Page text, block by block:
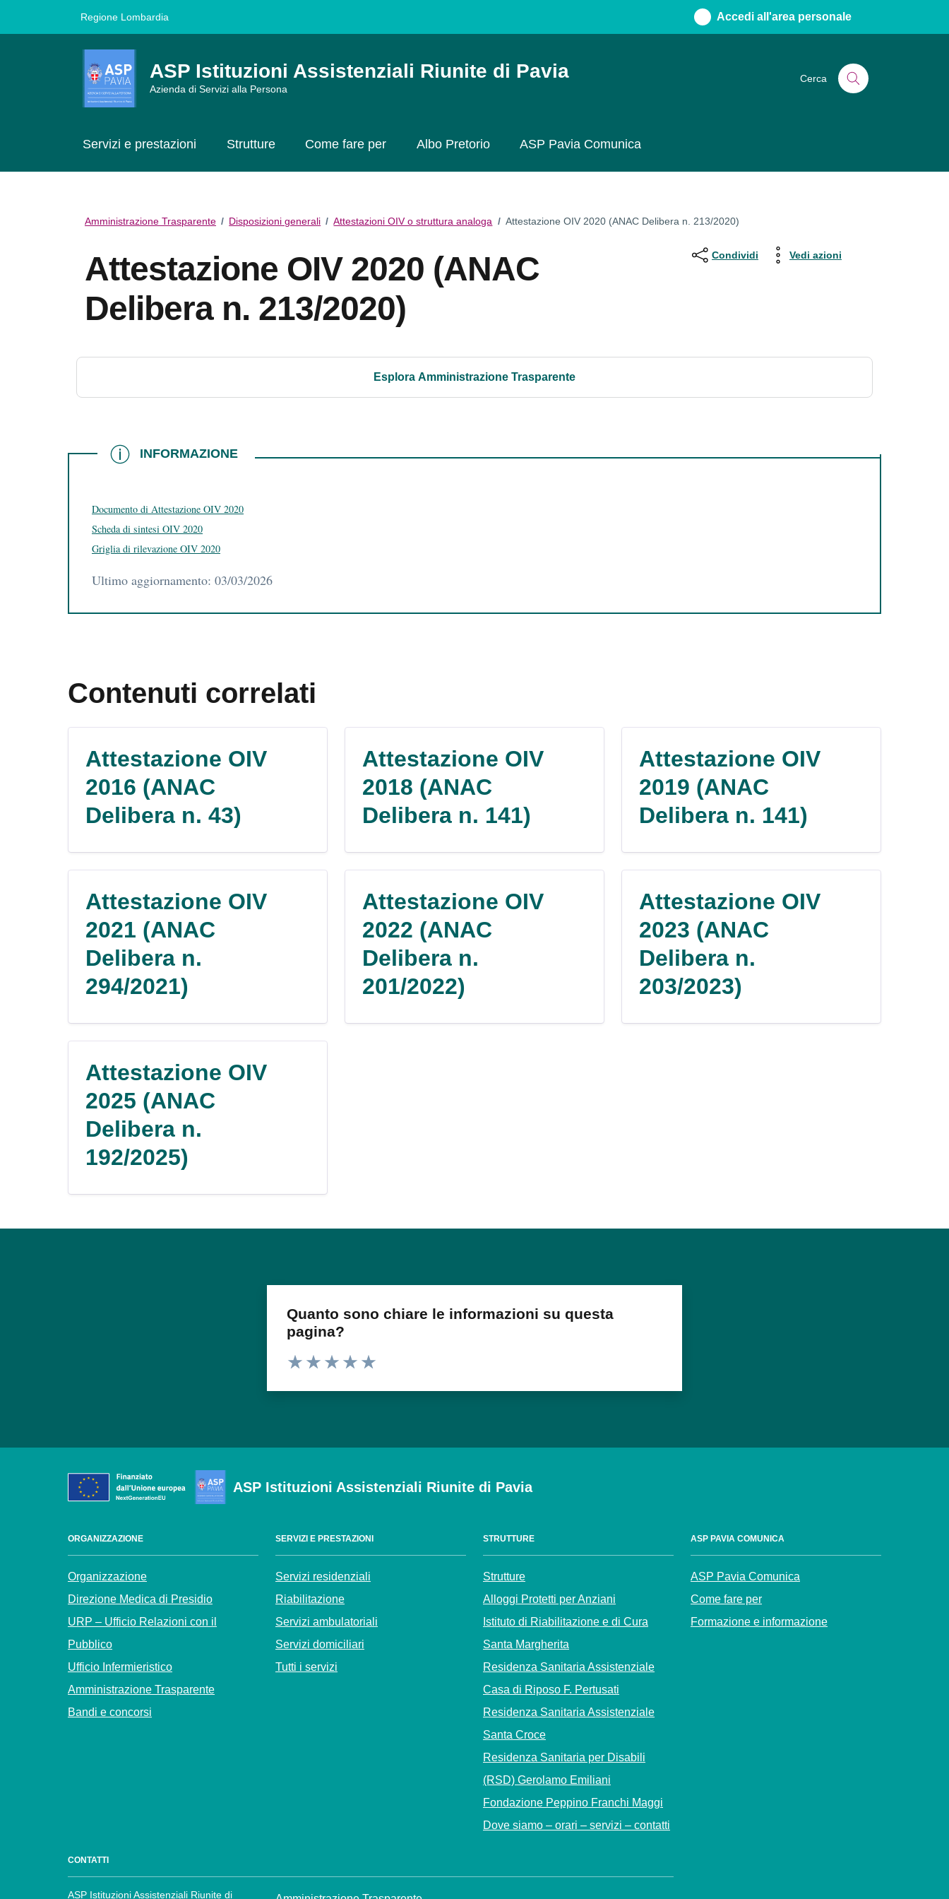
Regione Lombardia Accedi all'area personale
ASP Istituzioni Assistenziali Riunite di Pavia
Azienda di Servizi alla Persona
Cerca
Servizi e prestazioni Strutture Come fare per Albo Pretorio ASP Pavia Comunica
Amministrazione Trasparente / Disposizioni generali / Attestazioni OIV o struttura analoga / Attestazione OIV 2020 (ANAC Delibera n. 213/2020)
Attestazione OIV 2020 (ANAC
Delibera n. 213/2020)
Condividi Vedi azioni
Esplora Amministrazione Trasparente
INFORMAZIONE
INFORMAZIONE
Documento di Attestazione OIV 2020
Scheda di sintesi OIV 2020
Griglia di rilevazione OIV 2020
Ultimo aggiornamento: 03/03/2026
Contenuti correlati
Attestazione OIV
2016 (ANAC
Delibera n. 43)
Attestazione OIV
2018 (ANAC
Delibera n. 141)
Attestazione OIV
2019 (ANAC
Delibera n. 141)
Attestazione OIV
2021 (ANAC
Delibera n.
294/2021)
Attestazione OIV
2022 (ANAC
Delibera n.
201/2022)
Attestazione OIV
2023 (ANAC
Delibera n.
203/2023)
Attestazione OIV
2025 (ANAC
Delibera n.
192/2025)
Quanto sono chiare le informazioni su questa
pagina?
ASP Istituzioni Assistenziali Riunite di Pavia
ORGANIZZAZIONE
Organizzazione
Direzione Medica di Presidio
URP – Ufficio Relazioni con il
Pubblico
Ufficio Infermieristico
Amministrazione Trasparente
Bandi e concorsi
SERVIZI E PRESTAZIONI
Servizi residenziali
Riabilitazione
Servizi ambulatoriali
Servizi domiciliari
Tutti i servizi
STRUTTURE
Strutture
Alloggi Protetti per Anziani
Istituto di Riabilitazione e di Cura
Santa Margherita
Residenza Sanitaria Assistenziale
Casa di Riposo F. Pertusati
Residenza Sanitaria Assistenziale
Santa Croce
Residenza Sanitaria per Disabili
(RSD) Gerolamo Emiliani
Fondazione Peppino Franchi Maggi
Dove siamo – orari – servizi – contatti
ASP PAVIA COMUNICA
ASP Pavia Comunica
Come fare per
Formazione e informazione
CONTATTI
ASP Istituzioni Assistenziali Riunite di